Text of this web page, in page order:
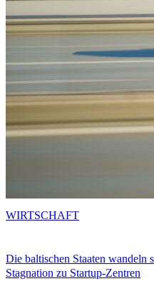
Die baltischen Staaten wandeln
Stagnation zu Startup-Zentren
WIRTSCHAFT